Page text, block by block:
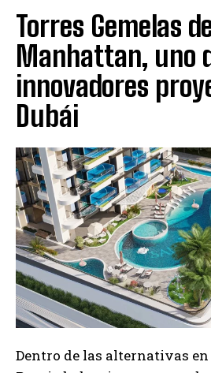
Torres Gemelas
Manhattan, uno
innovadores
Dubái
Dentro de las alternativas en